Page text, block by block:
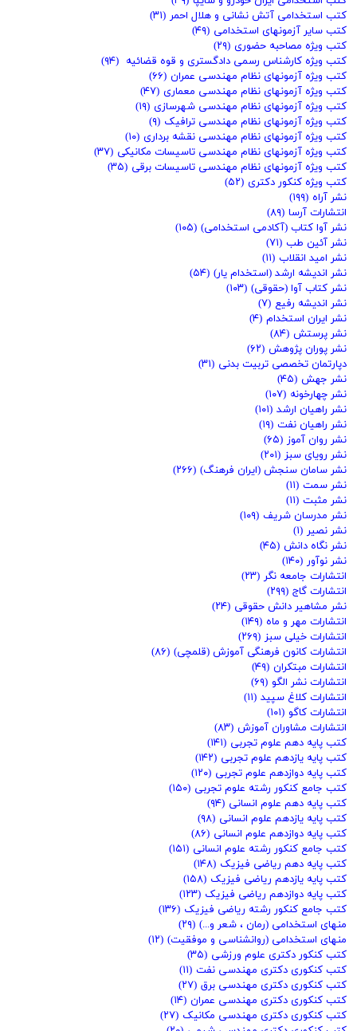
کتب استخدامی آتش نشانی و هلال احمر (۳۱)
کتب سایر آزمونهای استخدامی (۴۹)
کتب ویژه مصاحبه حضوری (۲۹)
کتب ویژه کارشناس رسمی دادگستری و قوه قضائیه (۹۴)
کتب ویژه آزمونهای نظام مهندسی عمران (۶۶)
کتب ویژه آزمونهای نظام مهندسی معماری (۴۷)
کتب ویژه آزمونهای نظام مهندسی شهرسازی (۱۹)
کتب ویژه آزمونهای نظام مهندسی ترافیک (۹)
کتب ویژه آزمونهای نظام مهندسی نقشه برداری (۱۰)
کتب ویژه آزمونهای نظام مهندسی تاسیسات مکانیکی (۳۷)
کتب ویژه آزمونهای نظام مهندسی تاسیسات برقی (۳۵)
کتب ویژه کنکور دکتری (۵۲)
نشر آراه (۱۹۹)
انتشارات آرسا (۸۹)
نشر آوا کتاب (آکادمی استخدامی) (۱۰۵)
نشر آئین طب (۷۱)
نشر امید انقلاب (۱۱)
نشر اندیشه ارشد (استخدام یار) (۵۴)
نشر کتاب آوا (حقوقی) (۱۰۳)
نشر اندیشه رفیع (۷)
نشر ایران استخدام (۴)
نشر پرستش (۸۴)
نشر پوران پژوهش (۶۲)
دپارتمان تخصصی تربیت بدنی (۳۱)
نشر جهش (۴۵)
نشر چهارخونه (۱۰۷)
نشر راهیان ارشد (۱۰۱)
نشر راهیان نفت (۱۹)
نشر روان آموز (۶۵)
نشر رویای سبز (۲۰۱)
نشر سامان سنجش (ایران فرهنگ) (۲۶۶)
نشر سمت (۱۱)
نشر مثبت (۱۱)
نشر مدرسان شریف (۱۰۹)
نشر نصیر (۱)
نشر نگاه دانش (۴۵)
نشر نوآور (۱۴۰)
انتشارات جامعه نگر (۲۳)
انتشارات گاج (۲۹۹)
نشر مشاهیر دانش حقوقی (۲۴)
انتشارات مهر و ماه (۱۴۹)
انتشارات خیلی سبز (۲۶۹)
انتشارات کانون فرهنگی آموزش (قلمچی) (۸۶)
انتشارات مبتکران (۴۹)
انتشارات نشر الگو (۶۹)
انتشارات کلاغ سپید (۱۱)
انتشارات کاگو (۱۰۱)
انتشارات مشاوران آموزش (۸۳)
کتب پایه دهم علوم تجربی (۱۴۱)
کتب پایه یازدهم علوم تجربی (۱۴۲)
کتب پایه دوازدهم علوم تجربی (۱۲۰)
کتب جامع کنکور رشته علوم تجربی (۱۵۰)
کتب پایه دهم علوم انسانی (۹۴)
کتب پایه یازدهم علوم انسانی (۹۸)
کتب پایه دوازدهم علوم انسانی (۸۶)
کتب جامع کنکور رشته علوم انسانی (۱۵۱)
کتب پایه دهم ریاضی فیزیک (۱۴۸)
کتب پایه یازدهم ریاضی فیزیک (۱۵۸)
کتب پایه دوازدهم ریاضی فیزیک (۱۲۳)
کتب جامع کنکور رشته ریاضی فیزیک (۱۳۶)
منهای استخدامی (رمان ، شعر و...) (۲۹)
منهای استخدامی (روانشناسی و موفقیت) (۱۲)
کتب کنکور دکتری علوم ورزشی (۳۵)
کتب کنکوری دکتری مهندسی نفت (۱۱)
کتب کنکوری دکتری مهندسی برق (۲۷)
کتب کنکوری دکتری مهندسی عمران (۱۴)
کتب کنکوری دکتری مهندسی مکانیک (۲۷)